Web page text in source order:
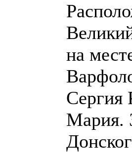
на
Сергия
Мария.